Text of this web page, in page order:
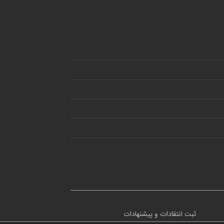
ثبت انتقادات و پیشنهادات